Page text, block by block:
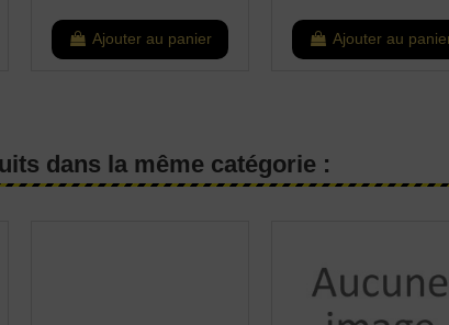
Ajouter au panier Ajouter au
dans la même catégorie :